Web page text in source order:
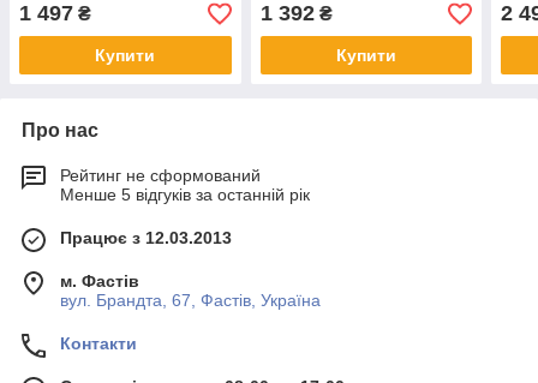
1 497 ₴
Купити
1 392₴
Купити
2
Про нас
Рейтинг не сформований
Менше 5 відгуків за останній рік
Працює з 12.03.2013
м. Фастів
вул. Брандта, 67, Фастів, Україна
Контакти